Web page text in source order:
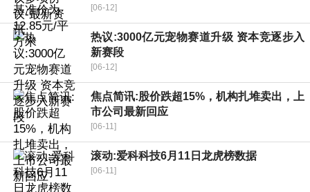
[06-12]
热议:3000亿元宠物赛道升级 资本竞逐步入
新赛段
[06-12]
焦点简讯:股价跌超15%，机构扎堆卖出，上
市公司最新回应
[06-11]
滚动:爱科科技6月11日龙虎榜数据
[06-11]